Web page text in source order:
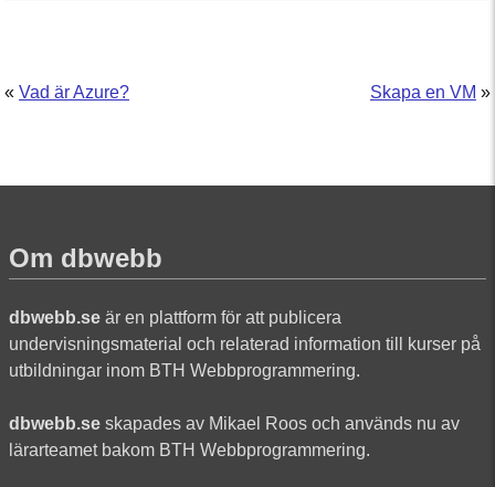
Skapa en VM »
«Vad är Azure?
Om dbwebb
dbwebb.seär en plattform för att publicera
undervisningsmaterial och relaterad information till kurser på
utbildningar inom BTH Webbprogrammering.
dbwebb.seskapades av Mikael Roos och används nu av
lärarteamet bakom BTH Webbprogrammering.